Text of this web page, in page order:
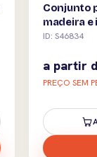
Conjunto
madeira e
ID: S46834
a partir
PREÇO SEM